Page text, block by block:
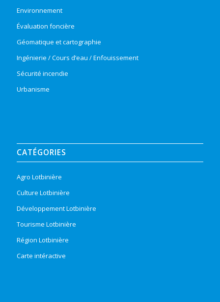
Environnement
Évaluation foncière
Géomatique et cartographie
Ingénierie / Cours d’eau / Enfouissement
Sécurité incendie
Urbanisme
CATÉGORIES
Agro Lotbinière
Culture Lotbinière
Développement Lotbinière
Tourisme Lotbinière
Région Lotbinière
Carte intéractive